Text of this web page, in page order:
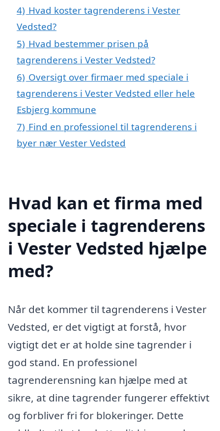
4) Hvad koster tagrenderens i Vester
Vedsted?
5) Hvad bestemmer prisen på
tagrenderens i Vester Vedsted?
6) Oversigt over firmaer med speciale i
tagrenderens i Vester Vedsted eller hele
Esbjerg kommune
7) Find en professionel til tagrenderens i
byer nær Vester Vedsted
Hvad kan et firma med
speciale i tagrenderens
i Vester Vedsted hjælpe
med?
Når det kommer til tagrenderens i Vester
Vedsted, er det vigtigt at forstå, hvor
vigtigt det er at holde sine tagrender i
god stand. En professionel
tagrenderensning kan hjælpe med at
sikre, at dine tagrender fungerer effektivt
og forbliver fri for blokeringer. Dette